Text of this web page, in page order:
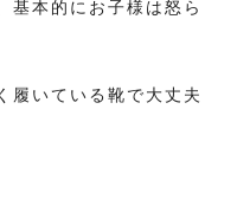
基本的にお子様は怒ら
履いている靴で大丈夫